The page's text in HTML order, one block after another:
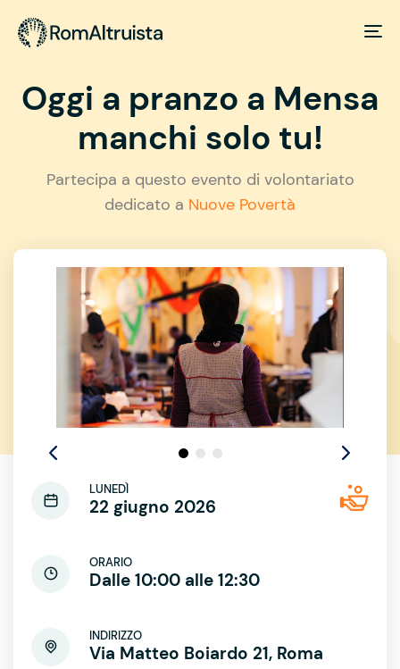
Oggi a pranzo a Mensa
manchi solo tu!
Partecipa a questo evento di volontariato
dedicato a Nuove Povertà
LUNEDÌ
22 giugno 2026
ORARIO
Dalle 10:00 alle 12:30
INDIRIZZO
Via Matteo Boiardo 21, Roma